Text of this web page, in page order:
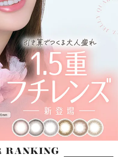
RANKING